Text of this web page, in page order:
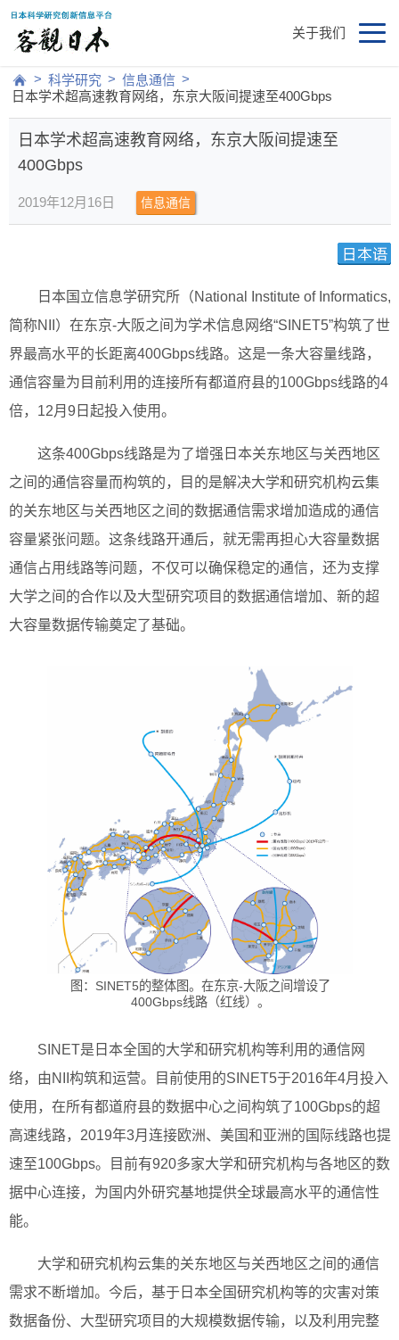
关于我们
> 科学研究 > 信息通信 >
日本学术超高速教育网络，东京大阪间提速至400Gbps
日本学术超高速教育网络，东京大阪间提速至
400Gbps
2019年12月16日 信息通信
日本国立信息学研究所（National Institute of Informatics,
简称NII）在东京-大阪之间为学术信息网络“SINET5”构筑了世
界最高水平的长距离400Gbps线路。这是一条大容量线路，
通信容量为目前利用的连接所有都道府县的100Gbps线路的4
倍，12月9日起投入使用。
这条400Gbps线路是为了增强日本关东地区与关西地区
之间的通信容量而构筑的，目的是解决大学和研究机构云集
的关东地区与关西地区之间的数据通信需求增加造成的通信
容量紧张问题。这条线路开通后，就无需再担心大容量数据
通信占用线路等问题，不仅可以确保稳定的通信，还为支撑
大学之间的合作以及大型研究项目的数据通信增加、新的超
大容量数据传输奠定了基础。
图：SINET5的整体图。在东京-大阪之间增设了
400Gbps线路（红线）。
SINET是日本全国的大学和研究机构等利用的通信网
络，由NII构筑和运营。目前使用的SINET5于2016年4月投入
使用，在所有都道府县的数据中心之间构筑了100Gbps的超
高速线路，2019年3月连接欧洲、美国和亚洲的国际线路也提
速至100Gbps。目前有920多家大学和研究机构与各地区的数
据中心连接，为国内外研究基地提供全球最高水平的通信性
能。
大学和研究机构云集的关东地区与关西地区之间的通信
需求不断增加。今后，基于日本全国研究机构等的灾害对策
数据备份、大型研究项目的大规模数据传输，以及利用完整